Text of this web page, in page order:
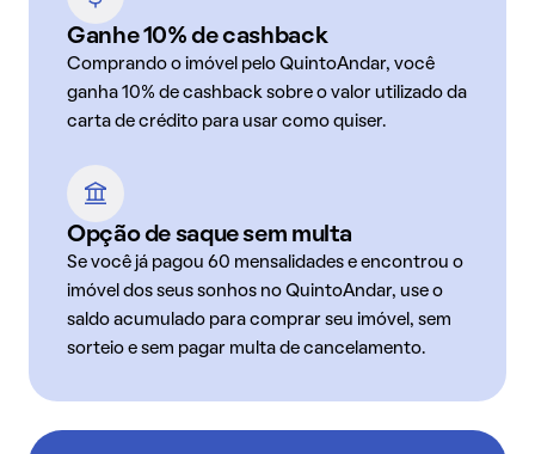
Ganhe 10% de cashback
Comprando o imóvel pelo QuintoAndar, você
ganha 10% de cashback sobre o valor utilizado da
carta de crédito para usar como quiser.
Opção de saque sem multa
Se você já pagou 60 mensalidades e encontrou o
imóvel dos seus sonhos no QuintoAndar, use o
saldo acumulado para comprar seu imóvel, sem
sorteio e sem pagar multa de cancelamento.